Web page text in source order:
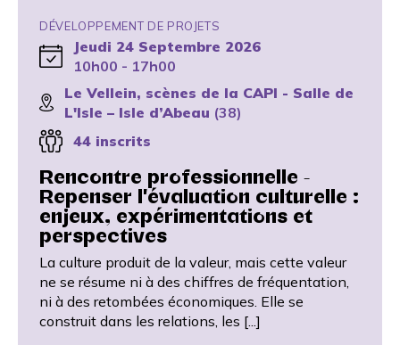
DÉVELOPPEMENT DE PROJETS
Jeudi 24 Septembre 2026
10h00 - 17h00
Le Vellein, scènes de la CAPI - Salle de
L'Isle – Isle d’Abeau (38)
44 inscrits
Rencontre professionnelle -
Repenser l'évaluation culturelle :
enjeux, expérimentations et
perspectives
La culture produit de la valeur, mais cette valeur
ne se résume ni à des chiffres de fréquentation,
ni à des retombées économiques. Elle se
construit dans les relations, les [...]